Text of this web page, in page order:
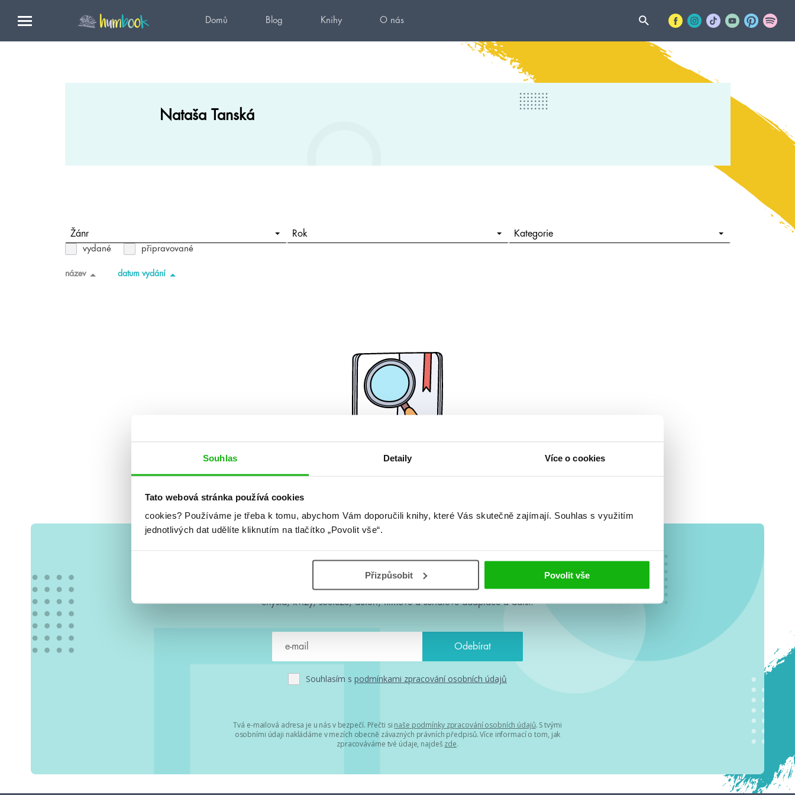
Souhlas Detaily Více o cookies
Tato webová stránka používá cookies
cookies? Používáme je třeba k tomu, abychom Vám doporučili knihy, které Vás skutečně zajímají. Souhlas s využitím
jednotlivých dat udělíte kliknutím na tlačítko „Povolit vše“.
Přizpůsobit Povolit vše
Domů Blog Knihy O nás
Nataša Tanská
Žánr Rok Kategorie
vydané připravované
název datum vydání
#HumbookNews
Vše kolem #youngadult každý měsíc rovnou do mailu! Nové knihy, co se
chystá, kvízy, soutěže, autoři, filmové a seriálové adaptace a další.
Souhlasím s podmínkami zpracování osobních údajů
Tvá e-mailová adresa je u nás v bezpečí. Přečti si naše podmínky zpracování osobních údajů. S tvými
osobními údaji nakládáme v mezích obecně závazných právních předpisů. Více informací o tom, jak
zpracováváme tvé údaje, najdeš zde.